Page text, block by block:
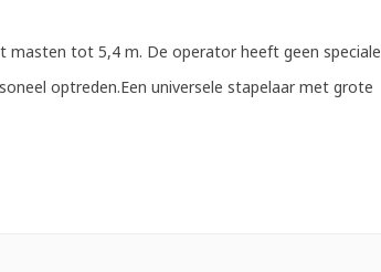
masten tot 5,4 m. De operator heeft geen speciale
optreden.Een universele stapelaar met grote